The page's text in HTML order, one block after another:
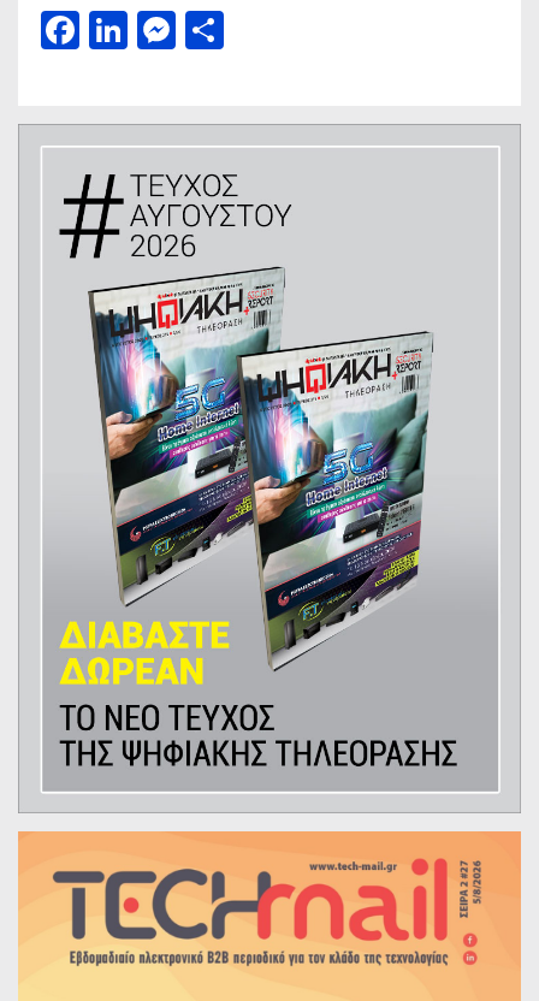
Facebook
LinkedIn
Messenger